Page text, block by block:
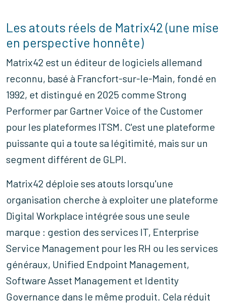
Les atouts réels de Matrix42 (une mise
en perspective honnête)
Matrix42 est un éditeur de logiciels allemand
reconnu, basé à Francfort-sur-le-Main, fondé en
1992, et distingué en 2025 comme Strong
Performer par Gartner Voice of the Customer
pour les plateformes ITSM. C'est une plateforme
puissante qui a toute sa légitimité, mais sur un
segment différent de GLPI.
Matrix42 déploie ses atouts lorsqu'une
organisation cherche à exploiter une plateforme
Digital Workplace intégrée sous une seule
marque : gestion des services IT, Enterprise
Service Management pour les RH ou les services
généraux, Unified Endpoint Management,
Software Asset Management et Identity
Governance dans le même produit. Cela réduit